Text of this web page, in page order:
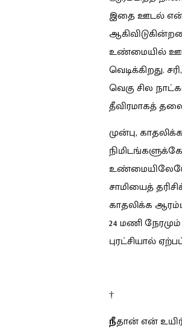
இதை ஊடல்
உண்மையில்
வெடிக்கிறது.
வெகு சில
தீவிரமாகத்
முன்பு,
சாமியைத்
காதலிக்க
24 மணி
புரட்சியால்
†
நீதான் என்